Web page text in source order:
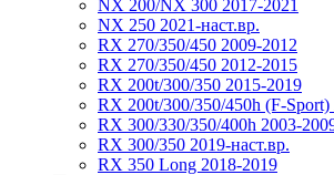
NX 200/NX 300 2017-2021
NX 250 2021-наст.вр.
RX 270/350/450 2009-2012
RX 270/350/450 2012-2015
RX 200t/300/350 2015-2019
RX 200t/300/350/450h (F-Sport)
RX 300/330/350/400h 2003-
RX 300/350 2019-наст.вр.
RX 350 Long 2018-2019